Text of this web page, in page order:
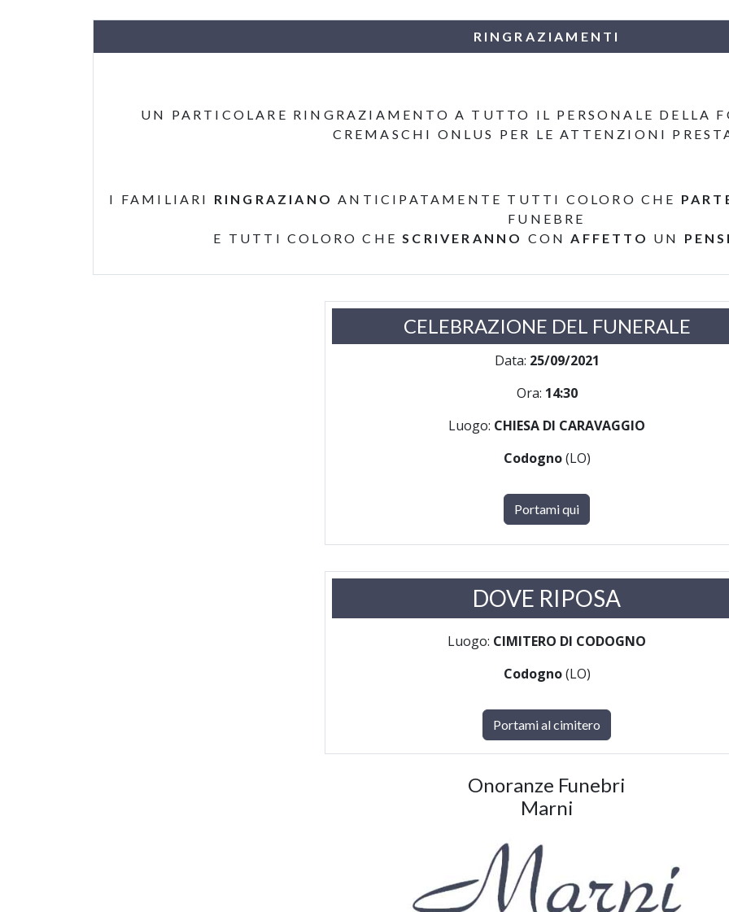
RINGRAZIAMENTI
UN PARTICOLARE RINGRAZIAMENTO A TUTTO IL PERSONALE DELLA
CREMASCHI ONLUS PER LE ATTENZIONI
I FAMILIARI RINGRAZIANO ANTICIPATAMENTE TUTTI COLORO CHE
FUNEBRE
E TUTTI COLORO CHESCRIVERANNO CONAFFETTO UN
CELEBRAZIONE DEL FUNERALE
Data: 25/09/2021
Ora: 14:30
Luogo: CHIESA DI CARAVAGGIO
Codogno(LO)
Portami qui
DOVE RIPOSA
Luogo: CIMITERO DI CODOGNO
Codogno(LO)
Portami al cimitero
Onoranze Funebri
Marni